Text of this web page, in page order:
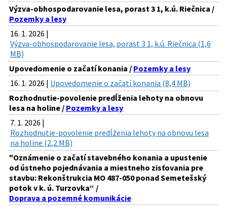
Výzva-obhospodarovanie lesa, porast 3 1, k.ú. Riečnica /
Pozemky a lesy
16. 1. 2026 |
Výzva-obhospodarovanie lesa, porast 3 1, k.ú. Riečnica (1,6
MB)
Upovedomenie o začatí konania / Pozemky a lesy
16. 1. 2026 | Upovedomenie o začatí konania (8,4 MB)
Rozhodnutie-povolenie predĺženia lehoty na obnovu
lesa na holine / Pozemky a lesy
7. 1. 2026 |
Rozhodnutie-povolenie predĺženia lehoty na obnovu lesa
na holine (2,2 MB)
"Oznámenie o začatí stavebného konania a upustenie
od ústneho pojednávania a miestneho zisťovania pre
stavbu: Rekonštrukcia MO 487-050 ponad Semetešský
potok v k. ú. Turzovka“ /
Doprava a pozemné komunikácie